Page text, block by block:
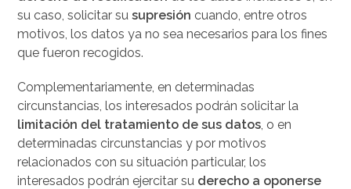
su caso, solicitar susupresión cuando, entre otros
motivos, los datos ya no sea necesarios para los fines
que fueron recogidos.
Complementariamente, en determinadas
circunstancias, los interesados podrán solicitar la
limitación del tratamiento de sus datos, o en
determinadas circunstancias y por motivos
relacionados con su situación particular, los
interesados podrán ejercitar su derecho a oponerse